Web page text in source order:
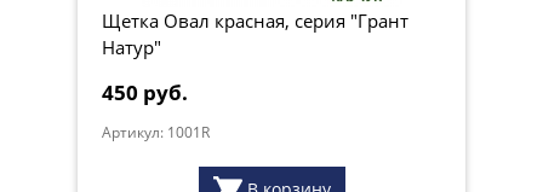
Щетка Овал красная, серия "Грант
Натур"
450 руб.
Артикул: 1001R